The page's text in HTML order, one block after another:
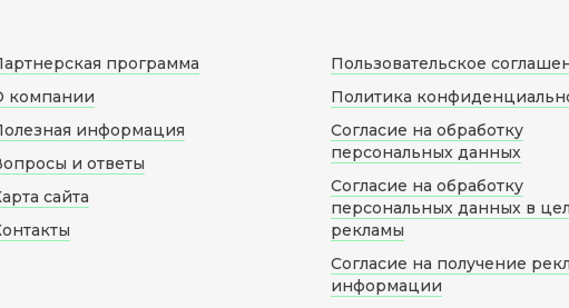
программа
компании
информация
и ответы
сайта
Пользовательское
Политика
Согласие на обработку
персональных данных
Согласие на обработку
персональных данных в
рекламы
Согласие на получение
информации